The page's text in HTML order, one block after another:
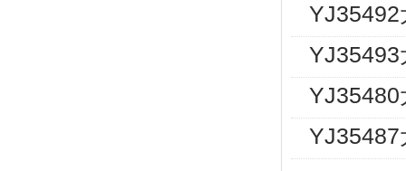
YJ35492
YJ35493
YJ35480
YJ35487